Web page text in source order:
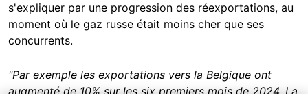
s'expliquer par une progression des réexportations, au
moment où le gaz russe était moins cher que ses
concurrents.
"Par exemple les exportations vers la Belgique ont
augmenté de 10% sur les six premiers mois de 2024. La